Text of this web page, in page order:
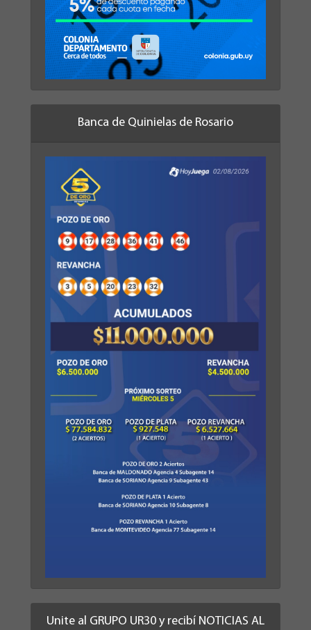
Banca de Quinielas de Rosario
Unite al GRUPO UR30 y recibí NOTICIAS AL